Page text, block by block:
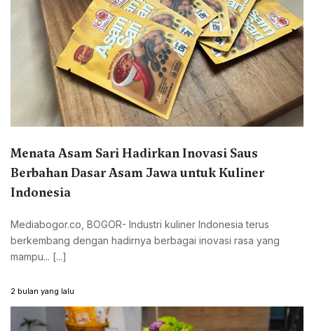
Menata Asam Sari Hadirkan Inovasi Saus
Berbahan Dasar Asam Jawa untuk Kuliner
Indonesia
Mediabogor.co, BOGOR- Industri kuliner Indonesia terus
berkembang dengan hadirnya berbagai inovasi rasa yang
mampu... [...]
2 bulan yang lalu